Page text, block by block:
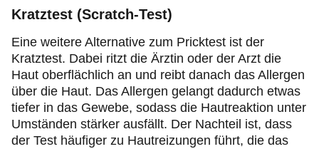
Kratztest (Scratch-Test)
Eine weitere Alternative zum Pricktest ist der
Kratztest. Dabei ritzt die Ärztin oder der Arzt die
Haut oberflächlich an und reibt danach das Allergen
über die Haut. Das Allergen gelangt dadurch etwas
tiefer in das Gewebe, sodass die Hautreaktion unter
Umständen stärker ausfällt. Der Nachteil ist, dass
der Test häufiger zu Hautreizungen führt, die das